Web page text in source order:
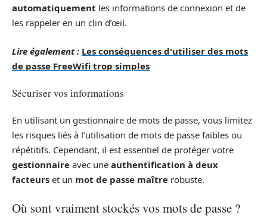
automatiquement les informations de connexion et de
les rappeler en un clin d’œil.
Lire également : Les conséquences d'utiliser des mots
de passe FreeWifi trop simples
Sécuriser vos informations
En utilisant un gestionnaire de mots de passe, vous limitez
les risques liés à l’utilisation de mots de passe faibles ou
répétitifs. Cependant, il est essentiel de protéger votre
gestionnaire avec une authentification à deux
facteurs et un mot de passe maître robuste.
Où sont vraiment stockés vos mots de passe ?